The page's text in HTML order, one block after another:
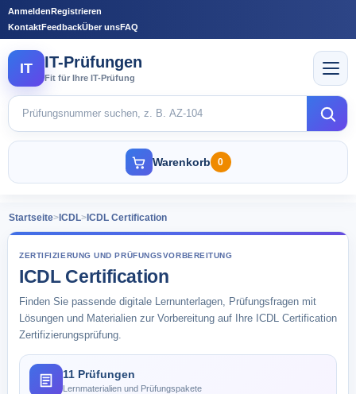
AnmeldenRegistrieren
KontaktFeedbackÜber unsFAQ
IT IT-Prüfungen
Fit für Ihre IT-Prüfung
Warenkorb 0
Startseite> ICDL> ICDL Certification
ZERTIFIZIERUNG UND PRÜFUNGSVORBEREITUNG
ICDL Certification
Finden Sie passende digitale Lernunterlagen, Prüfungsfragen mit
Lösungen und Materialien zur Vorbereitung auf Ihre ICDL Certification
Zertifizierungsprüfung.
11 Prüfungen
Lernmaterialien und Prüfungspakete